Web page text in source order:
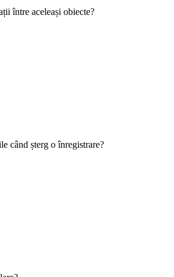
între aceleași obiecte?
când șterg o înregistrare?